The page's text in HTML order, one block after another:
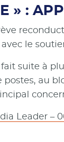
» :
avec le
suite à
postes, au
Leader –